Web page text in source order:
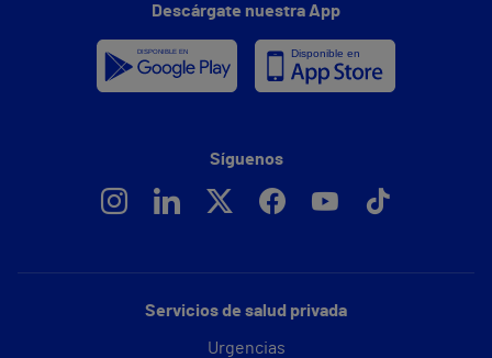
Servicios de salud privada
Urgencias
Descárgate nuestra App
Síguenos